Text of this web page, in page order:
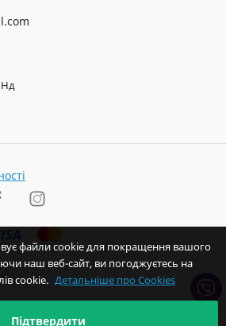
Нд
файли cookie для покращення вашого
наш веб-сайт, ви погоджуєтесь на
cookie. Детальніше про Cookies
Підтвердити